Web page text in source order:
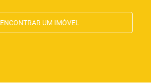
ENCONTRAR UM IMÓVEL